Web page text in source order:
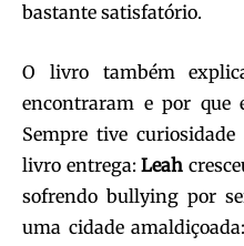
bastante satisfatório.
O livro também
encontraram e por que
Sempre tive
livro entrega:Leah
sofrendo bullying por
uma cidade